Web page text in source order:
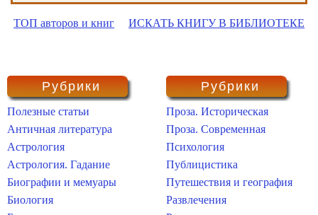
ТОП авторов и книг ИСКАТЬ КНИГУ В БИБЛИОТЕКЕ
Рубрики
Полезные статьи
Античная литература
Астрология
Астрология. Гадание
Биографии и мемуары
Биология
Рубрики
Проза. Историческая
Проза. Современная
Психология
Публицистика
Путешествия и география
Развлечения